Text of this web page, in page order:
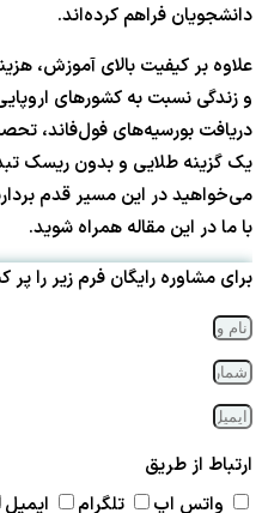
دانشجویان فراهم کرده‌اند.
علاوه بر کیفیت بالای آموزش،
و زندگی نسبت به کشورهای
دریافت بورسیه‌های فول‌فاند،
یک گزینه طلایی و بدون ریسک
می‌خواهید در این مسیر قدم
با ما در این مقاله همراه شوید.
برای مشاوره رایگان فرم زیر را پر
ارتباط از طریق
واتس اپ
تلگرام ایمیل